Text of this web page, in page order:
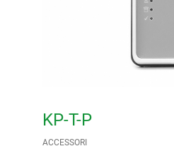
KP-T-P
ACCESSORI